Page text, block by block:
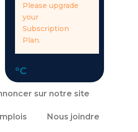
Please upgrade
your
Subscription
Plan.
°C
sur notre site
Nous joindre